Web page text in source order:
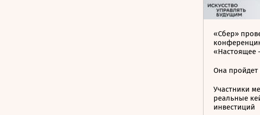
«Сбер»
«Настоящее
Она пройдет
Участники
реальные
инвестиций